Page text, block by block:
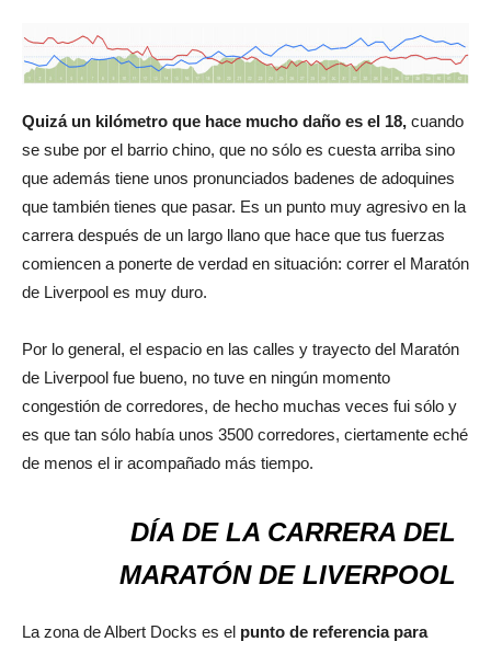
Quizá un kilómetro que hace mucho daño es el 18, cuando
se sube por el barrio chino, que no sólo es cuesta arriba sino
que además tiene unos pronunciados badenes de adoquines
que también tienes que pasar. Es un punto muy agresivo en la
carrera después de un largo llano que hace que tus fuerzas
comiencen a ponerte de verdad en situación: correr el Maratón
de Liverpool es muy duro.
Por lo general, el espacio en las calles y trayecto del Maratón
de Liverpool fue bueno, no tuve en ningún momento
congestión de corredores, de hecho muchas veces fui sólo y
es que tan sólo había unos 3500 corredores, ciertamente eché
de menos el ir acompañado más tiempo.
DÍA DE LA CARRERA DEL
MARATÓN DE LIVERPOOL
La zona de Albert Docks es el punto de referencia para